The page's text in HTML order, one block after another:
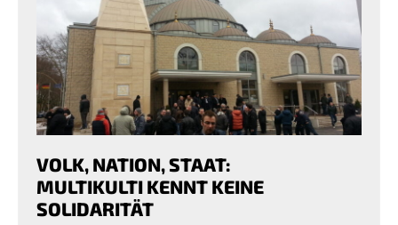
VOLK, NATION, STAAT:
MULTIKULTI KENNT KEINE
SOLIDARITÄT